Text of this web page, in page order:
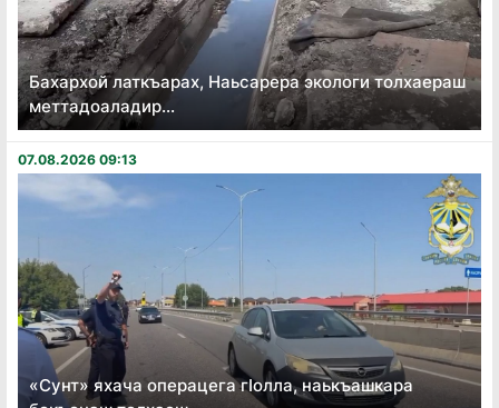
Бахархой латкъарах, Наьсарера экологи толхаераш
меттадоаладир...
07.08.2026 09:13
«Сунт» яхача операцега гӏолла, наькъашкара